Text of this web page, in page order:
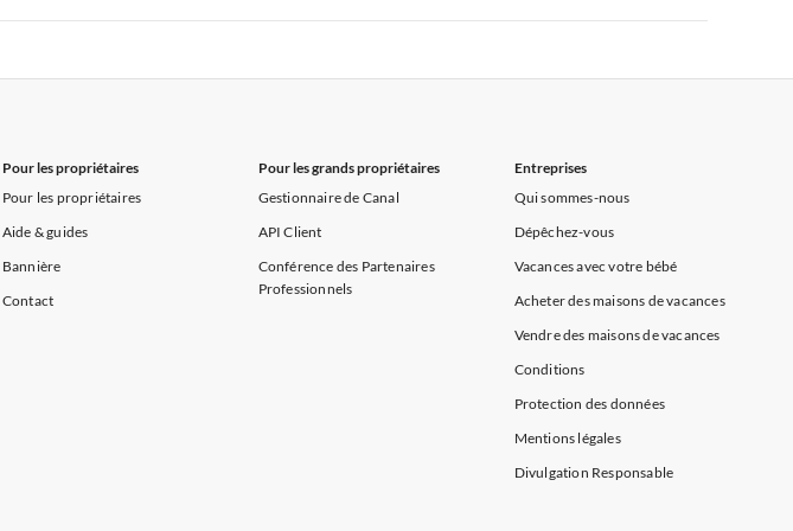
Appartements de Vacances à Sud de la France Appartements de Vacances à Provence
Pour les propriétaires
Pour les propriétaires
Aide & guides
Bannière
Contact
Pour les grands propriétaires
Gestionnaire de Canal
API Client
Conférence des Partenaires
Professionnels
Entreprises
Qui sommes-nous
Dépêchez-vous
Vacances avec votre bébé
Acheter des maisons de vacances
Vendre des maisons de vacances
Conditions
Protection des données
Mentions légales
Divulgation Responsable